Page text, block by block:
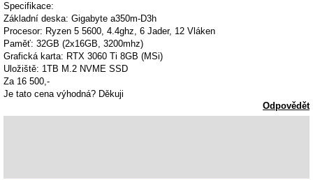
Specifikace:
Základní deska: Gigabyte a350m-D3h
Procesor: Ryzen 5 5600, 4.4ghz, 6 Jader, 12 Vláken
Paměť: 32GB (2x16GB, 3200mhz)
Grafická karta: RTX 3060 Ti 8GB (MSi)
Uložiště: 1TB M.2 NVME SSD
Za 16 500,-
Je tato cena výhodná? Děkuji
Odpovědět